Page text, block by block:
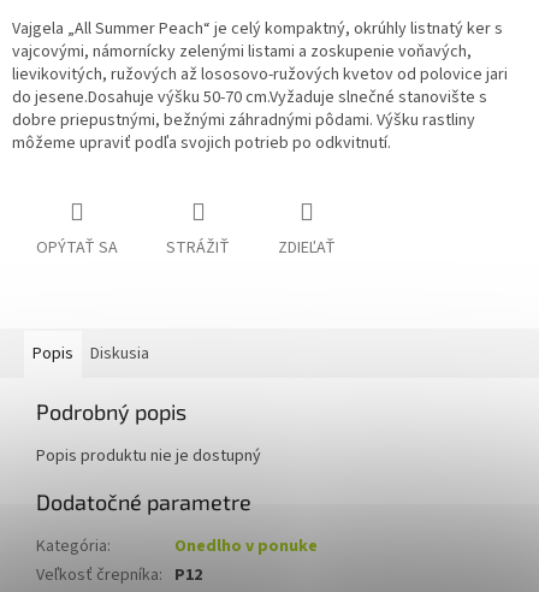
Vajgela „All Summer Peach“ je celý kompaktný, okrúhly listnatý ker s
vajcovými, námornícky zelenými listami a zoskupenie voňavých,
lievikovitých, ružových až lososovo-ružových kvetov od polovice jari
do jesene.Dosahuje výšku 50-70 cm.Vyžaduje slnečné stanovište s
dobre priepustnými, bežnými záhradnými pôdami. Výšku rastliny
môžeme upraviť podľa svojich potrieb po odkvitnutí.
OPÝTAŤ SA STRÁŽIŤ ZDIEĽAŤ
Popis Diskusia
Podrobný popis
Popis produktu nie je dostupný
Dodatočné parametre
Kategória:
Onedlho v ponuke
Veľkosť črepníka: P12